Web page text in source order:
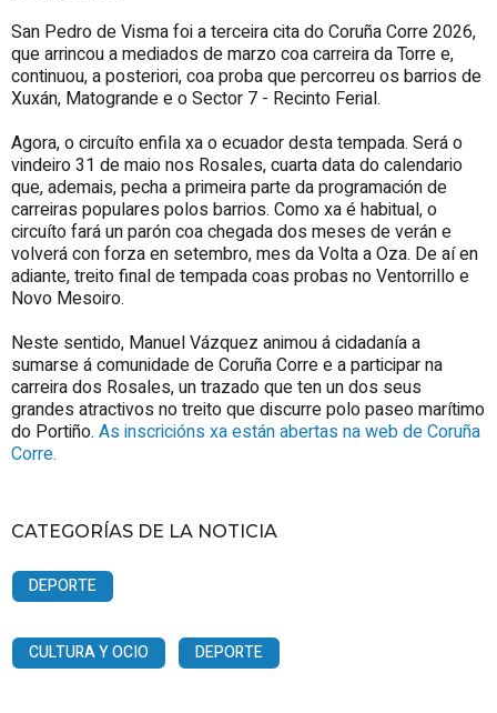
San Pedro de Visma foi a terceira cita do Coruña Corre 2026,
que arrincou a mediados de marzo coa carreira da Torre e,
continuou, a posteriori, coa proba que percorreu os barrios de
Xuxán, Matogrande e o Sector 7 - Recinto Ferial.
Agora, o circuíto enfila xa o ecuador desta tempada. Será o
vindeiro 31 de maio nos Rosales, cuarta data do calendario
que, ademais, pecha a primeira parte da programación de
carreiras populares polos barrios. Como xa é habitual, o
circuíto fará un parón coa chegada dos meses de verán e
volverá con forza en setembro, mes da Volta a Oza. De aí en
adiante, treito final de tempada coas probas no Ventorrillo e
Novo Mesoiro.
Neste sentido, Manuel Vázquez animou á cidadanía a
sumarse á comunidade de Coruña Corre e a participar na
carreira dos Rosales, un trazado que ten un dos seus
grandes atractivos no treito que discurre polo paseo marítimo
do Portiño. As inscricións xa están abertas na web de Coruña
Corre.
CATEGORÍAS DE LA NOTICIA
DEPORTE
CULTURA Y OCIO DEPORTE